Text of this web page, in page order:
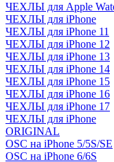
ЧЕХЛЫ для Apple
ЧЕХЛЫ для iPhone
ЧЕХЛЫ для iPhone 11
ЧЕХЛЫ для iPhone 12
ЧЕХЛЫ для iPhone 13
ЧЕХЛЫ для iPhone 14
ЧЕХЛЫ для iPhone 15
ЧЕХЛЫ для iPhone 16
ЧЕХЛЫ для iPhone 17
ЧЕХЛЫ для iPhone
ORIGINAL
OSC на iPhone 5/5S/SE
OSC на iPhone 6/6S